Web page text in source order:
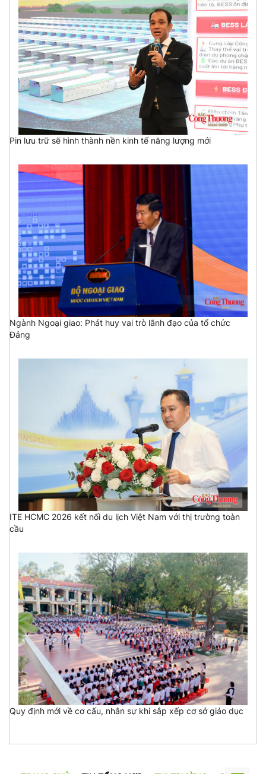
Pin lưu trữ sẽ hình thành nền kinh tế năng lượng mới
Ngành Ngoại giao: Phát huy vai trò lãnh đạo của tổ chức
Đảng
ITE HCMC 2026 kết nối du lịch Việt Nam với thị trường toàn
cầu
Quy định mới về cơ cấu, nhân sự khi sắp xếp cơ sở giáo dục